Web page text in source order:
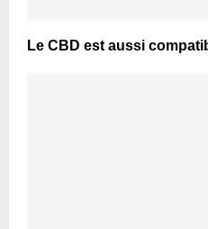
Le CBD est aussi